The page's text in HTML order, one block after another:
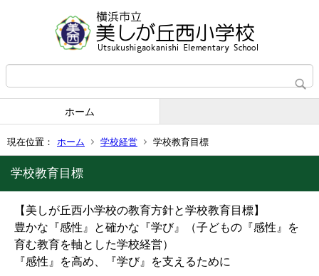
ホーム
現在位置： ホーム 学校経営 学校教育目標
学校教育目標
【美しが丘西小学校の教育方針と学校教育目標】
豊かな『感性』と確かな『学び』（子どもの『感性』を
育む教育を軸とした学校経営）
『感性』を高め、『学び』を支えるために